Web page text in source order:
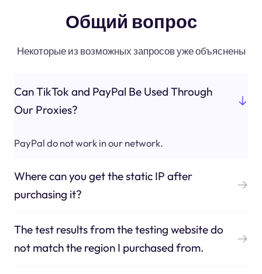
Общий вопрос
Некоторые из возможных запросов уже объяснены
Can TikTok and PayPal Be Used Through
Our Proxies?
PayPal do not work in our network.
Where can you get the static IP after
purchasing it?
The test results from the testing website do
not match the region I purchased from.